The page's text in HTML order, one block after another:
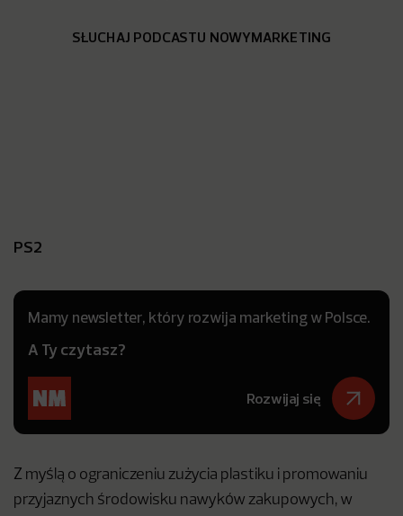
SŁUCHAJ PODCASTU NOWYMARKETING
PS2
Mamy newsletter, który rozwija marketing w Polsce.
A Ty czytasz?
Rozwijaj się
Z myślą o ograniczeniu zużycia plastiku i promowaniu
przyjaznych środowisku nawyków zakupowych, w